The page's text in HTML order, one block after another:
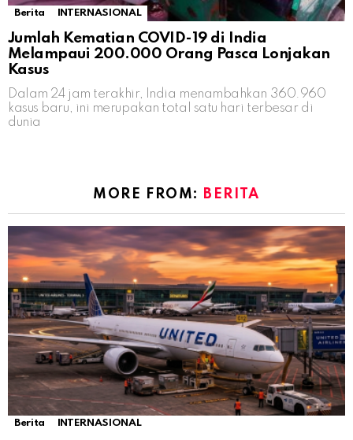
Berita INTERNASIONAL
Jumlah Kematian COVID-19 di India
Melampaui 200.000 Orang Pasca Lonjakan
Kasus
Dalam 24 jam terakhir, India menambahkan 360.960
kasus baru, ini merupakan total satu hari terbesar di
dunia
MORE FROM: BERITA
Berita INTERNASIONAL